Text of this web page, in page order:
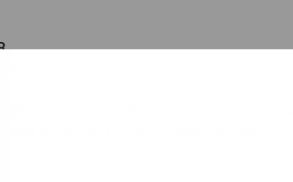
Pääsuunnittelijakoulutus
aloittanut Pätevyyskoulutuksen